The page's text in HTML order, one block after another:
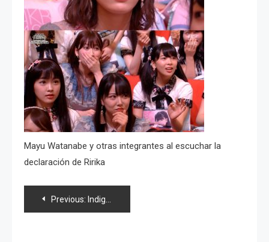
Mayu Watanabe y otras integrantes al escuchar la
declaración de Ririka
Navegación
Previous: Indignación entre la audiencia por descontrol en AKB48, anuncio de matrimonio